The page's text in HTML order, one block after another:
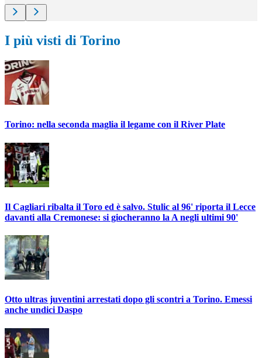
I più visti di Torino
Torino: nella seconda maglia il legame con il River Plate
Il Cagliari ribalta il Toro ed è salvo. Stulic al 96' riporta il Lecce
davanti alla Cremonese: si giocheranno la A negli ultimi 90'
Otto ultras juventini arrestati dopo gli scontri a Torino. Emessi
anche undici Daspo